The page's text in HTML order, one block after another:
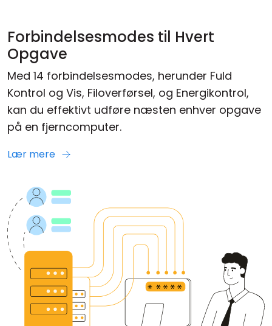
Forbindelsesmodes til Hvert
Opgave
Med 14 forbindelsesmodes, herunder Fuld
Kontrol og Vis, Filoverførsel, og Energikontrol,
kan du effektivt udføre næsten enhver opgave
på en fjerncomputer.
Lær mere